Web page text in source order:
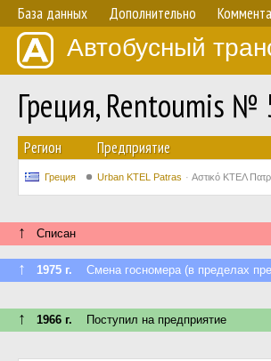
База данных Дополнительно
Автобусный
Греция, Rentoumis №
Регион Предприятие
Греция Urban KTEL Patras Αστικό ΚΤΕΛ
↑ Списан
↑ 1975 г. Смена госномера (в пределах
↑ 1966 г. Поступил на предприятие